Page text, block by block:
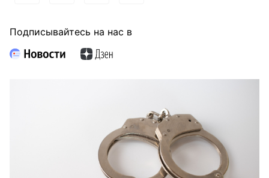
Подписывайтесь на нас в